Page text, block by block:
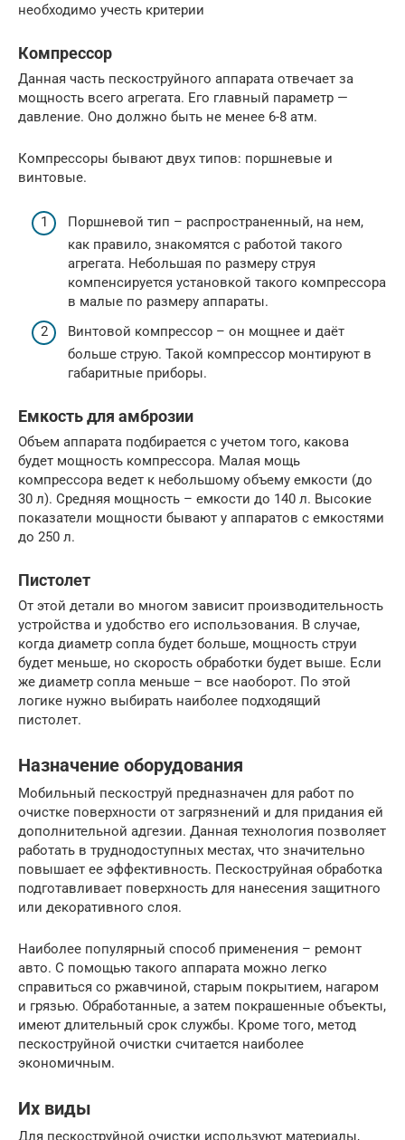
необходимо учесть критерии
Компрессор
Данная часть пескоструйного аппарата отвечает за
мощность всего агрегата. Его главный параметр —
давление. Оно должно быть не менее 6-8 атм.
Компрессоры бывают двух типов: поршневые и
винтовые.
Поршневой тип – распространенный, на нем,
как правило, знакомятся с работой такого
агрегата. Небольшая по размеру струя
компенсируется установкой такого компрессора
в малые по размеру аппараты.
Винтовой компрессор – он мощнее и даёт
больше струю. Такой компрессор монтируют в
габаритные приборы.
Емкость для амброзии
Объем аппарата подбирается с учетом того, какова
будет мощность компрессора. Малая мощь
компрессора ведет к небольшому объему емкости (до
30 л). Средняя мощность – емкости до 140 л. Высокие
показатели мощности бывают у аппаратов с емкостями
до 250 л.
Пистолет
От этой детали во многом зависит производительность
устройства и удобство его использования. В случае,
когда диаметр сопла будет больше, мощность струи
будет меньше, но скорость обработки будет выше. Если
же диаметр сопла меньше – все наоборот. По этой
логике нужно выбирать наиболее подходящий
пистолет.
Назначение оборудования
Мобильный пескоструй предназначен для работ по
очистке поверхности от загрязнений и для придания ей
дополнительной адгезии. Данная технология позволяет
работать в труднодоступных местах, что значительно
повышает ее эффективность. Пескоструйная обработка
подготавливает поверхность для нанесения защитного
или декоративного слоя.
Наиболее популярный способ применения – ремонт
авто. С помощью такого аппарата можно легко
справиться со ржавчиной, старым покрытием, нагаром
и грязью. Обработанные, а затем покрашенные объекты,
имеют длительный срок службы. Кроме того, метод
пескоструйной очистки считается наиболее
экономичным.
Их виды
Для пескоструйной очистки используют материалы,